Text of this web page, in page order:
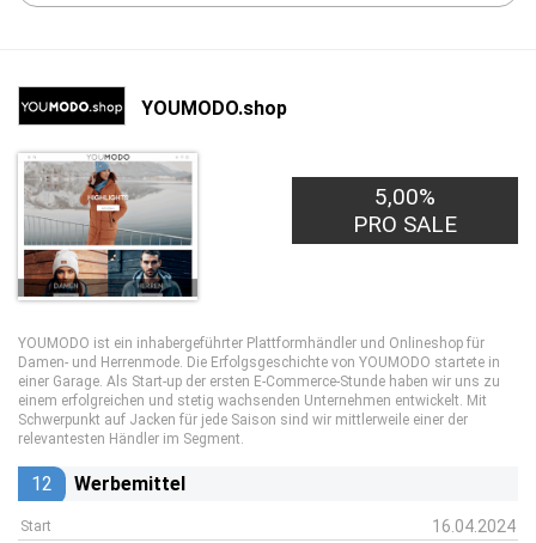
YOUMODO.shop
5,00%
PRO SALE
YOUMODO ist ein inhabergeführter Plattformhändler und Onlineshop für
Damen- und Herrenmode. Die Erfolgsgeschichte von YOUMODO startete in
einer Garage. Als Start-up der ersten E-Commerce-Stunde haben wir uns zu
einem erfolgreichen und stetig wachsenden Unternehmen entwickelt. Mit
Schwerpunkt auf Jacken für jede Saison sind wir mittlerweile einer der
relevantesten Händler im Segment.
12 Werbemittel
Start 16.04.2024